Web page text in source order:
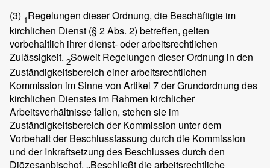
(3) 1Regelungen dieser Ordnung, die Beschäftigte im
kirchlichen Dienst (§ 2 Abs. 2) betreffen, gelten
vorbehaltlich ihrer dienst- oder arbeitsrechtlichen
Zulässigkeit. 2Soweit Regelungen dieser Ordnung in den
Zuständigkeitsbereich einer arbeitsrechtlichen
Kommission im Sinne von Artikel 7 der Grundordnung des
kirchlichen Dienstes im Rahmen kirchlicher
Arbeitsverhältnisse fallen, stehen sie im
Zuständigkeitsbereich der Kommission unter dem
Vorbehalt der Beschlussfassung durch die Kommission
und der Inkraftsetzung des Beschlusses durch den
Diözesanbischof. Beschließt die arbeitsrechtliche